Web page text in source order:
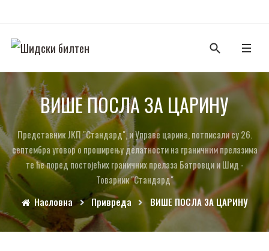
ВИШЕ ПОСЛА ЗА ЦАРИНУ
Представник ЈКП "Стандард", и Управе царина, потписали су 26.
септембра уговор о проширењу делатности на граничним прелазима
те ће поред постојећих граничних прелаза Батровци и Шид -
Товарник "Стандард"
Насловна
Привреда ВИШЕ ПОСЛА ЗА ЦАРИНУ